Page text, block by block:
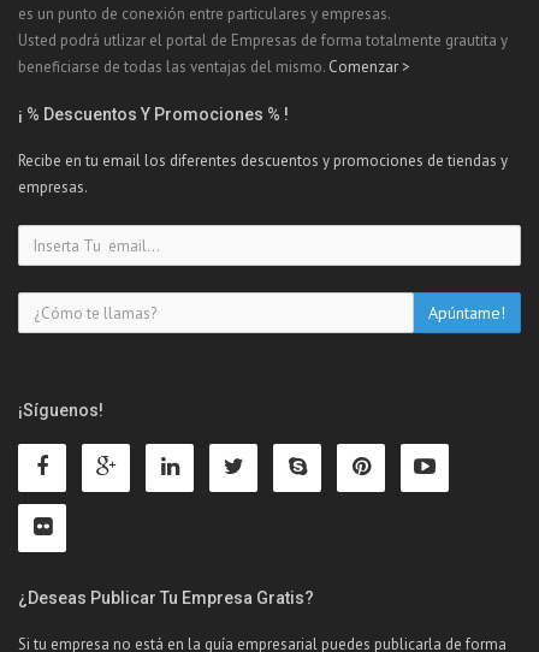
es un punto de conexión entre particulares y empresas.
Usted podrá utlizar el portal de Empresas de forma totalmente grautita y
beneficiarse de todas las ventajas del mismo. Comenzar >
¡ % Descuentos Y Promociones % !
Recibe en tu email los diferentes descuentos y promociones de tiendas y
empresas.
¡Síguenos!
¿Deseas Publicar Tu Empresa Gratis?
Si tu empresa no está en la guía empresarial puedes publicarla de forma